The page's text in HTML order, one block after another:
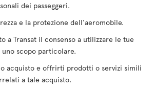
dei passeggeri.
e la protezione dell'aeromobile.
a Transat il consenso a utilizzare le tue
scopo particolare.
acquisto e offrirti prodotti o servizi simili
a tale acquisto.